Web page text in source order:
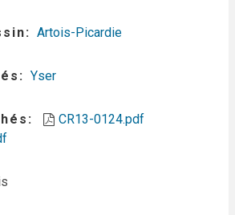
Artois-Picardie
Yser
CR13-0124.pdf